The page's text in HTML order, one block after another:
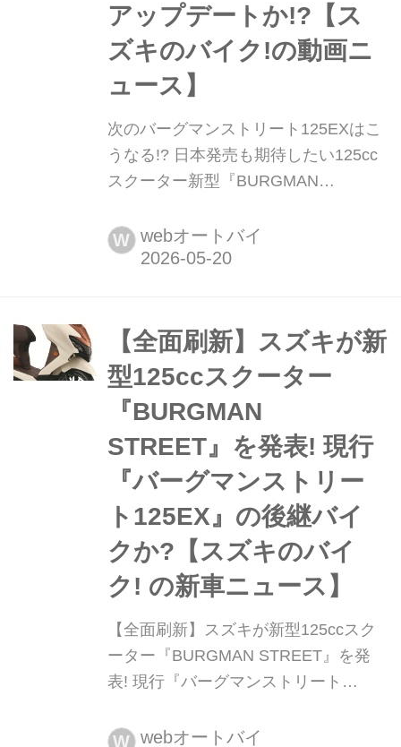
アップデートか!?︎【ス
ズキのバイク!の動画ニ
ュース】
次のバーグマンストリート125EXはこ
うなる!?︎ 日本発売も期待したい125cc
スクーター新型『BURGMAN
携で大幅アップデートか!?︎【スズキの
バイク!の動画ニュース】 スズキの海
ビデオが公開中! やっぱりこれって次
期“バーグマンストリート”なのか!?︎
W webオートバイ
【全面刷新】スズキが新
型125ccスクーター
『BURGMAN
STREET』を発表! 現行
『バーグマンストリー
ト125EX』の後継バイ
クか?【スズキのバイ
ク! の新車ニュース】
【全面刷新】スズキが新型125ccスク
ーター『BURGMAN STREET』を発
表! 現行『バーグマンストリート
バイク! の新車ニュース】 スズキが海
W webオートバイ